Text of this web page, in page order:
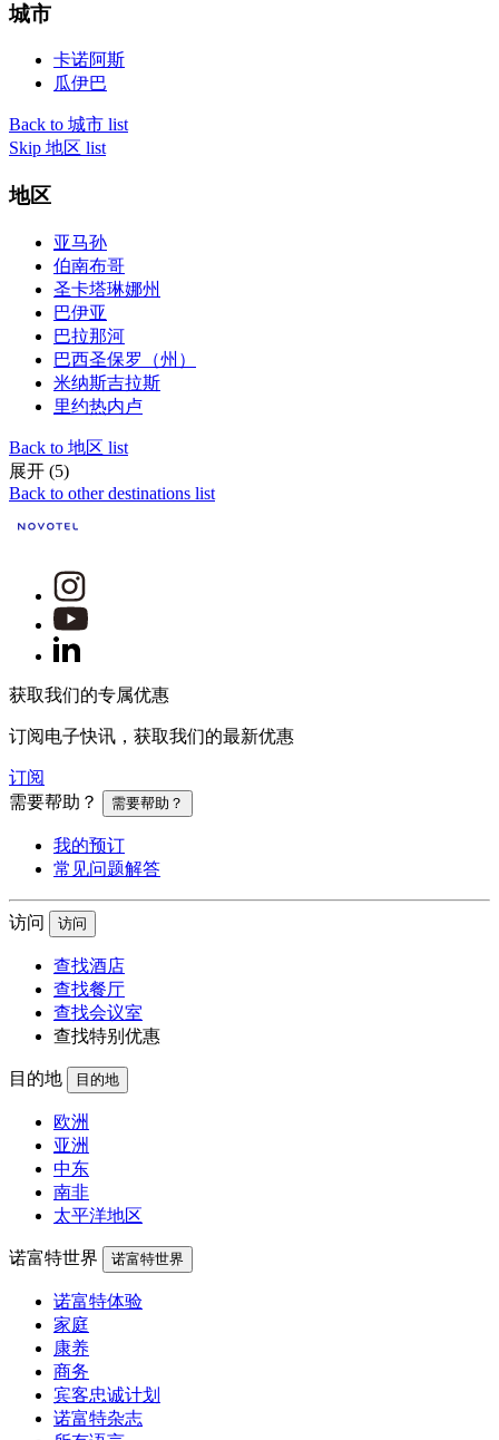
城市
卡诺阿斯
瓜伊巴
Back to 城市 list
Skip 地区 list
地区
亚马孙
伯南布哥
圣卡塔琳娜州
巴伊亚
巴拉那河
巴西圣保罗（州）
米纳斯吉拉斯
里约热内卢
Back to 地区 list
展开 (5)
Back to other destinations list
获取我们的专属优惠
订阅电子快讯，获取我们的最新优惠
订阅
需要帮助？
需要帮助？
我的预订
常见问题解答
访问 访问
查找酒店
查找餐厅
查找会议室
查找特别优惠
目的地 目的地
欧洲
亚洲
中东
南非
太平洋地区
诺富特世界 诺富特世界
诺富特体验
家庭
康养
商务
宾客忠诚计划
诺富特杂志